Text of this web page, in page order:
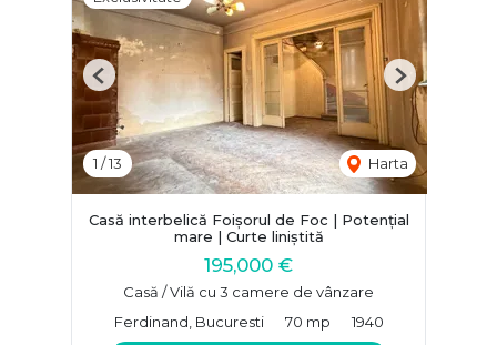
1 /13 Harta
Previous Next
Casă interbelică Foișorul de Foc | Potențial
mare | Curte liniștită
195,000 €
Casă / Vilă cu 3 camere de vânzare
Ferdinand, Bucuresti
70 mp 1940